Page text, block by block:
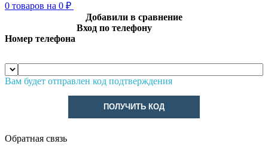
0 товаров на 0 ₽
Добавили в сравнение
Вход по телефону
Номер телефона
Вам будет отправлен код подтверждения
ПОЛУЧИТЬ КОД
Обратная связь